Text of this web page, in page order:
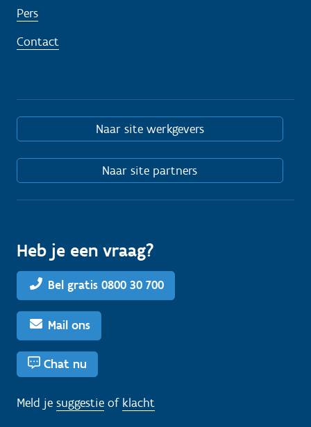
Pers
Contact
Naar site werkgevers
Naar site partners
Heb je een vraag?
Bel gratis 0800 30 700
Mail ons
Chat nu
Meld je suggestie of klacht